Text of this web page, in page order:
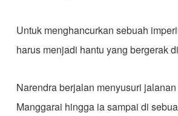
​Untuk menghancurkan sebuah
harus menjadi hantu yang bergerak
​Narendra berjalan menyusuri
Manggarai hingga ia sampai di